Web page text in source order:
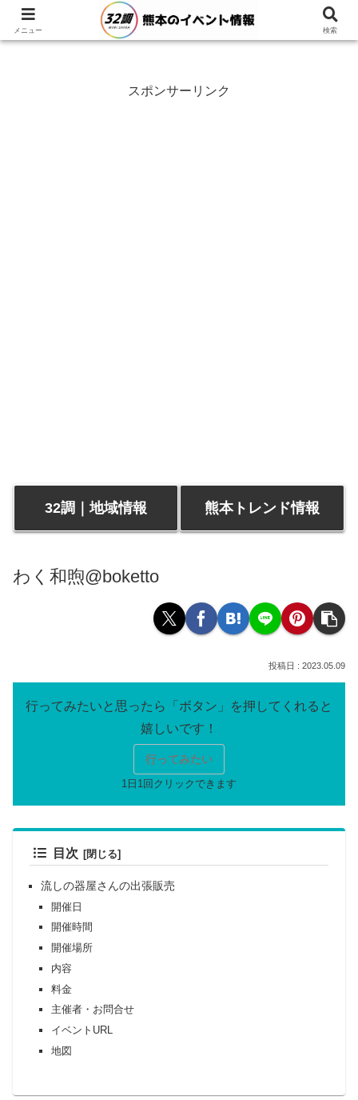
スポンサーリンク
32調｜地域情報 熊本トレンド情報
わく和煦@boketto
2023.05.09
行ってみたい
目次
流しの器屋さんの出張販売
開催日
開催時間
開催場所
内容
料金
主催者・お問合せ
イベントURL
地図
メニュー 検索